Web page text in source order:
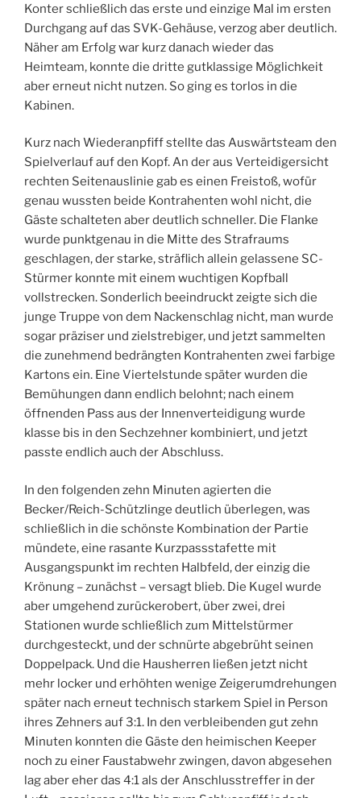
Konter schließlich das erste und einzige Mal im ersten
Durchgang auf das SVK-Gehäuse, verzog aber deutlich.
Näher am Erfolg war kurz danach wieder das
Heimteam, konnte die dritte gutklassige Möglichkeit
aber erneut nicht nutzen. So ging es torlos in die
Kabinen.
Kurz nach Wiederanpfiff stellte das Auswärtsteam den
Spielverlauf auf den Kopf. An der aus Verteidigersicht
rechten Seitenauslinie gab es einen Freistoß, wofür
genau wussten beide Kontrahenten wohl nicht, die
Gäste schalteten aber deutlich schneller. Die Flanke
wurde punktgenau in die Mitte des Strafraums
geschlagen, der starke, sträflich allein gelassene SC-
Stürmer konnte mit einem wuchtigen Kopfball
vollstrecken. Sonderlich beeindruckt zeigte sich die
junge Truppe von dem Nackenschlag nicht, man wurde
sogar präziser und zielstrebiger, und jetzt sammelten
die zunehmend bedrängten Kontrahenten zwei farbige
Kartons ein. Eine Viertelstunde später wurden die
Bemühungen dann endlich belohnt; nach einem
öffnenden Pass aus der Innenverteidigung wurde
klasse bis in den Sechzehner kombiniert, und jetzt
passte endlich auch der Abschluss.
In den folgenden zehn Minuten agierten die
Becker/Reich-Schützlinge deutlich überlegen, was
schließlich in die schönste Kombination der Partie
mündete, eine rasante Kurzpassstafette mit
Ausgangspunkt im rechten Halbfeld, der einzig die
Krönung – zunächst – versagt blieb. Die Kugel wurde
aber umgehend zurückerobert, über zwei, drei
Stationen wurde schließlich zum Mittelstürmer
durchgesteckt, und der schnürte abgebrüht seinen
Doppelpack. Und die Hausherren ließen jetzt nicht
mehr locker und erhöhten wenige Zeigerumdrehungen
später nach erneut technisch starkem Spiel in Person
ihres Zehners auf 3:1. In den verbleibenden gut zehn
Minuten konnten die Gäste den heimischen Keeper
noch zu einer Faustabwehr zwingen, davon abgesehen
lag aber eher das 4:1 als der Anschlusstreffer in der